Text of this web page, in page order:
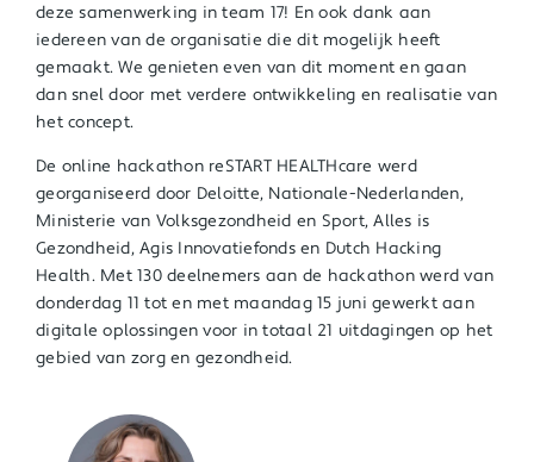
deze samenwerking in team 17! En ook dank aan
iedereen van de organisatie die dit mogelijk heeft
gemaakt. We genieten even van dit moment en gaan
dan snel door met verdere ontwikkeling en realisatie van
het concept.
De online hackathon reSTART HEALTHcare werd
georganiseerd door Deloitte, Nationale-Nederlanden,
Ministerie van Volksgezondheid en Sport, Alles is
Gezondheid, Agis Innovatiefonds en Dutch Hacking
Health. Met 130 deelnemers aan de hackathon werd van
donderdag 11 tot en met maandag 15 juni gewerkt aan
digitale oplossingen voor in totaal 21 uitdagingen op het
gebied van zorg en gezondheid.